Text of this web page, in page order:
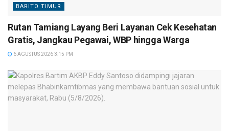
BARITO TIMUR
Rutan Tamiang Layang Beri Layanan Cek Kesehatan
Gratis, Jangkau Pegawai, WBP hingga Warga
6 AGUSTUS 2026 3:15 PM